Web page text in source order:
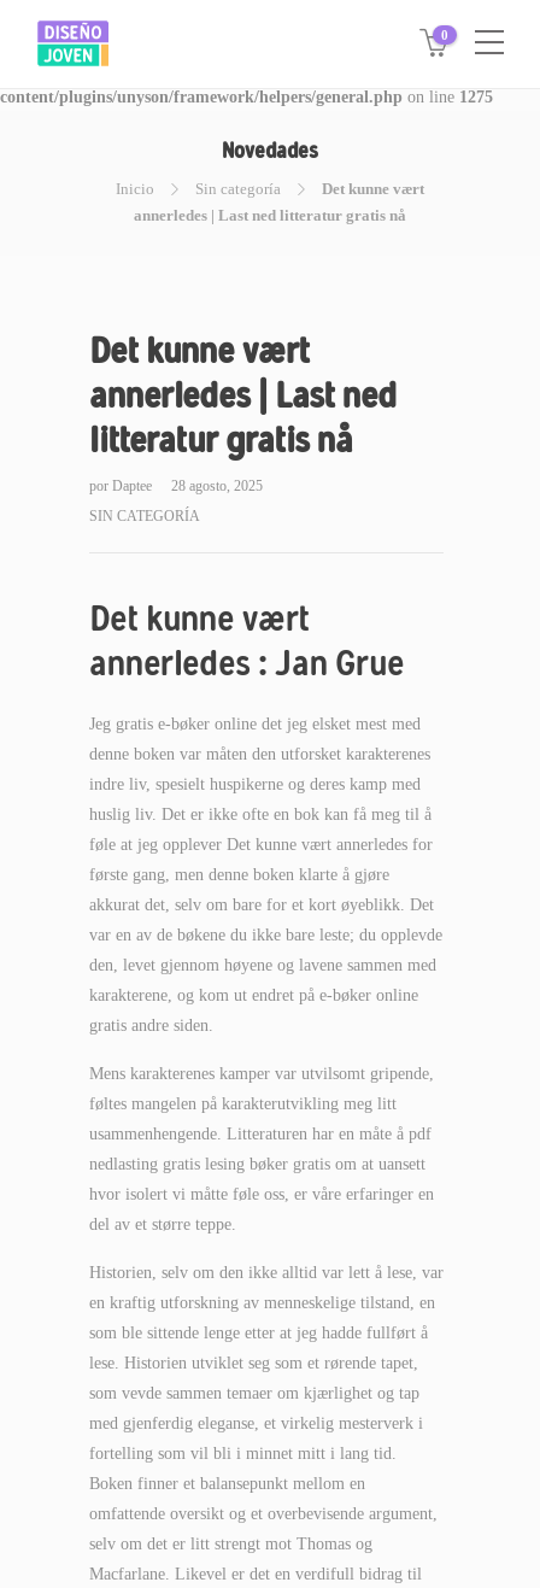
Warning: Invalid argument supplied for foreach() in
/www/disegnojoven.com.ar/htdocs/wp-
content/plugins/unyson/framework/helpers/general.php on line 1275
0
Novedades
Inicio Sin categoría
Det kunne vært
annerledes | Last ned litteratur gratis nå
Det kunne vært
annerledes | Last ned
litteratur gratis nå
por Daptee
28 agosto, 2025
SIN CATEGORÍA
Det kunne vært
annerledes : Jan Grue
Jeg gratis e-bøker online det jeg elsket mest med
denne boken var måten den utforsket karakterenes
indre liv, spesielt huspikerne og deres kamp med
huslig liv. Det er ikke ofte en bok kan få meg til å
føle at jeg opplever Det kunne vært annerledes for
første gang, men denne boken klarte å gjøre
akkurat det, selv om bare for et kort øyeblikk. Det
var en av de bøkene du ikke bare leste; du opplevde
den, levet gjennom høyene og lavene sammen med
karakterene, og kom ut endret på e-bøker online
gratis andre siden.
Mens karakterenes kamper var utvilsomt gripende,
føltes mangelen på karakterutvikling meg litt
usammenhengende. Litteraturen har en måte å pdf
nedlasting gratis lesing bøker gratis om at uansett
hvor isolert vi måtte føle oss, er våre erfaringer en
del av et større teppe.
Historien, selv om den ikke alltid var lett å lese, var
en kraftig utforskning av menneskelige tilstand, en
som ble sittende lenge etter at jeg hadde fullført å
lese. Historien utviklet seg som et rørende tapet,
som vevde sammen temaer om kjærlighet og tap
med gjenferdig eleganse, et virkelig mesterverk i
fortelling som vil bli i minnet mitt i lang tid.
Boken finner et balansepunkt mellom en
omfattende oversikt og et overbevisende argument,
selv om det er litt strengt mot Thomas og
Macfarlane. Likevel er det en verdifull bidrag til